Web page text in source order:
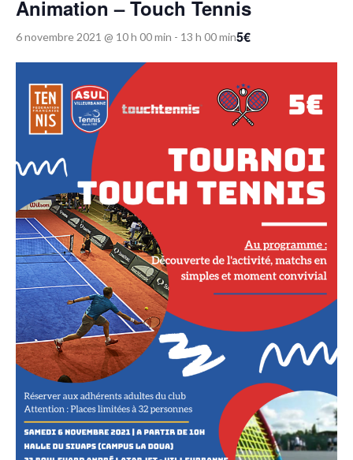
Animation – Touch Tennis
6 novembre 2021 @ 10 h 00 min - 13 h 00 min5€